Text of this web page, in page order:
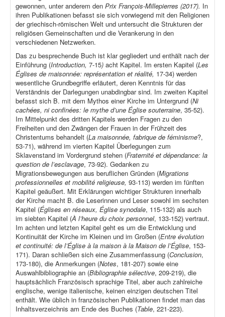
gewonnen, unter anderem den Prix François-Millepierres (2017). In
ihren Publikationen befasst sie sich vorwiegend mit den Religionen
der griechisch-römischen Welt und untersucht die Strukturen der
religiösen Gemeinschaften und die Verankerung in den
verschiedenen Netzwerken.
Das zu besprechende Buch ist klar gegliedert und enthält nach der
Einführung (Introduction, 7-15) acht Kapitel. Im ersten Kapitel (Les
Églises de maisonnée: représentation et réalité, 17-34) werden
wesentliche Grundbegriffe erläutert, deren Kenntnis für das
Verständnis der Darlegungen unabdingbar sind. Im zweiten Kapitel
befasst sich B. mit dem Mythos einer Kirche im Untergrund (Ni
cachées, ni confinées: le mythe d’une Église souterraine, 35-52).
Im Mittelpunkt des dritten Kapitels werden Fragen zu den
Freiheiten und den Zwängen der Frauen in der Frühzeit des
Christentums behandelt (La maisonnée, fabrique de féminisme?,
53-71), während im vierten Kapitel Überlegungen zum
Sklavenstand im Vordergrund stehen (Fraternité et dépendance: la
question de l’esclavage, 73-92). Gedanken zu
Migrationsbewegungen aus beruflichen Gründen (Migrations
professionnelles et mobilité religieuse, 93-113) werden im fünften
Kapitel geäußert. Mit Erklärungen wichtiger Strukturen innerhalb
der Kirche macht B. die Leserinnen und Leser sowohl im sechsten
Kapitel (Églises en réseaux, Église synodale, 115-132) als auch
im siebten Kapitel (À l’heure du choix personnel, 133-152) vertraut.
Im achten und letzten Kapitel geht es um die Entwicklung und
Kontinuität der Kirche im Kleinen und im Großen (Entre évolution
et continuité: de l’Église à la maison à la Maison de l’Église, 153-
171). Daran schließen sich eine Zusammenfassung (Conclusion,
173-180), die Anmerkungen (Notes, 181-207) sowie eine
Auswahlbibliographie an (Bibliographie sélective, 209-219), die
hauptsächlich Französisch sprachige Titel, aber auch zahlreiche
englische, wenige italienische, keinen einzigen deutschen Titel
enthält. Wie üblich in französischen Publikationen findet man das
Inhaltsverzeichnis am Ende des Buches (Table, 221-223).